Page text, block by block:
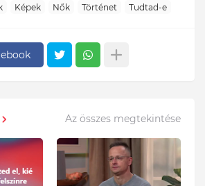
Képek Nők Történet Tudtad-e
Az összes megtekintése